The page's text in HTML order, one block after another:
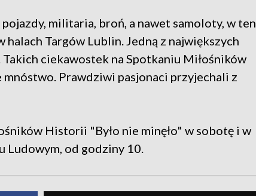
militaria, broń, a nawet samoloty, w ten
halach Targów Lublin. Jedną z największych
ciekawostek na Spotkaniu Miłośników
mnóstwo. Prawdziwi pasjonaci przyjechali z
Historii "Było nie minęło" w sobotę i w
Ludowym, od godziny 10.